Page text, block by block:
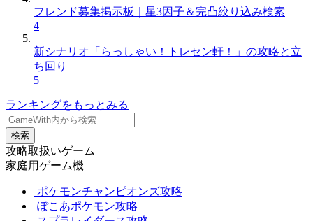
フレンド募集掲示板｜星3因子＆完凸絞り込み検索
4
新シナリオ「らっしゃい！トレセン軒！」の攻略と立
ち回り
5
ランキングをもっとみる
検索
攻略取扱いゲーム
家庭用ゲーム機
ポケモンチャンピオンズ攻略
ぽこあポケモン攻略